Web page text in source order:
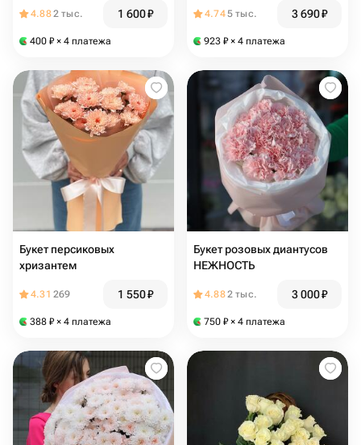
4.882 тыс. 1 600₽
400 ₽ × 4 платежа
4.745 тыс. 3 690₽
923 ₽ × 4 платежа
Букет персиковых
хризантем
4.31 269 1 550₽
388 ₽ × 4 платежа
Букет розовых диантусов
НЕЖНОСТЬ
4.882 тыс. 3 000₽
750 ₽ × 4 платежа